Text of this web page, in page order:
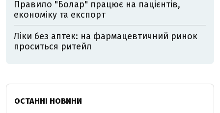
Правило "Болар" працює на пацієнтів,
економіку та експорт
Ліки без аптек: на фармацевтичний ринок
проситься ритейл
ОСТАННІ НОВИНИ